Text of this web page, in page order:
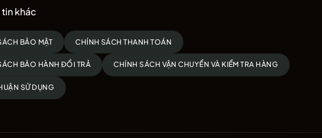
hấp dẫn.
khác
BẢO MẬT CHÍNH SÁCH THANH TOÁN
BẢO HÀNH ĐỔI TRẢ CHÍNH SÁCH VẬN CHUYỂN VÀ KIỂM TRA HÀNG
SỬ DỤNG